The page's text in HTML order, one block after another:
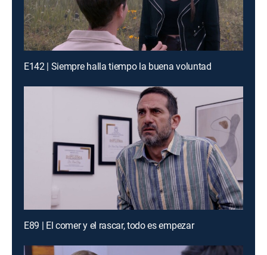
E142 | Siempre halla tiempo la buena voluntad
E89 | El comer y el rascar, todo es empezar